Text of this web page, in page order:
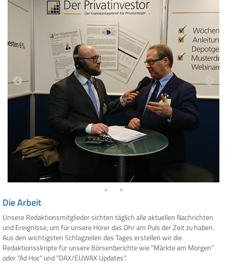
Die Arbeit
Unsere Redaktionsmitglieder sichten täglich alle aktuellen Nachrichten
und Ereignisse, um für unsere Hörer das Ohr am Puls der Zeit zu haben.
Aus den wichtigsten Schlagzeilen des Tages erstellen wir die
Redaktionsskripte für unsere Börsenberichte wie "Märkte am Morgen"
oder "Ad Hoc" und "DAX/EUWAX Updates".